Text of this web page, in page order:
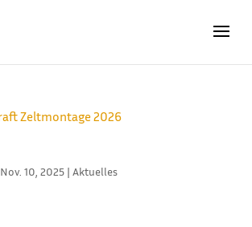
Nov. 10, 2025| Aktuelles